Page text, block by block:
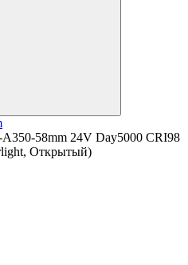
A350-58mm 24V Day5000 CRI98
Открытый)